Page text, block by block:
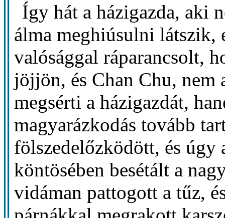
Így hát a házigazda, aki
álma meghiúsulni látszik,
valósággal ráparancsolt,
jöjjön, és Chan Chu,
megsérti a házigazdát,
magyarázkodás tovább
fölszedelőzködött, és úgy
köntösében besétált a
vidáman pattogott a tűz,